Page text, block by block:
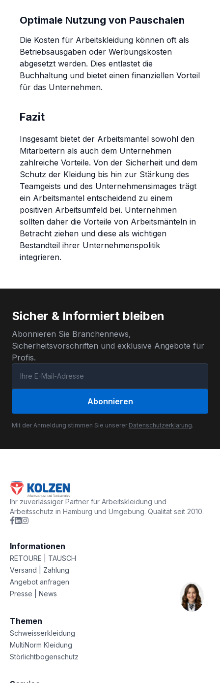
Optimale Nutzung von Pauschalen
Die Kosten für Arbeitskleidung können oft als
Betriebsausgaben oder Werbungskosten
abgesetzt werden. Dies entlastet die
Buchhaltung und bietet einen finanziellen Vorteil
für das Unternehmen.
Fazit
Insgesamt bietet der Arbeitsmantel sowohl den
Mitarbeitern als auch dem Unternehmen
zahlreiche Vorteile. Von der Sicherheit und dem
Schutz der Kleidung bis hin zur Stärkung des
Teamgeists und des Unternehmensimages trägt
ein Arbeitsmantel entscheidend zu einem
positiven Arbeitsumfeld bei. Unternehmen
sollten daher die Vorteile von Arbeitsmänteln in
Betracht ziehen und diese als wichtigen
Bestandteil ihrer Unternehmenspolitik
integrieren.
Sicher & Informiert bleiben
Abonnieren Sie Branchennews,
Sicherheitsvorschriften und exklusive Angebote für
Profis.
Abonnieren
Mit der Anmeldung stimmen Sie unserer Datenschutzerklärung.
Ihr zuverlässiger Partner für Arbeitskleidung und
Arbeitsschutz in Hamburg und Umgebung. Qualität seit 2010.
Informationen
RETOURE | TAUSCH
Versand | Zahlung
Angebot anfragen
Presse | News
Themen
Schweisserkleidung
MultiNorm Kleidung
Störlichtbogenschutz